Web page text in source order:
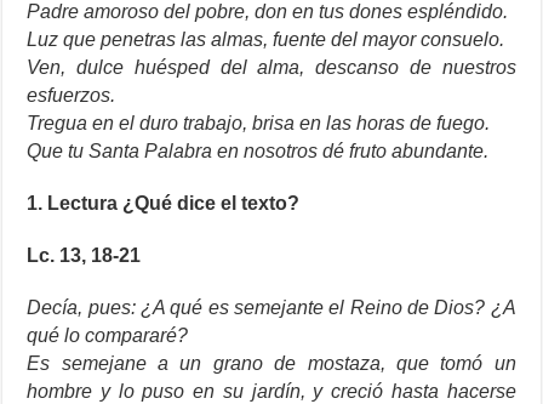
Padre amoroso del pobre, don en tus dones espléndido.
Luz que penetras las almas, fuente del mayor consuelo.
Ven, dulce huésped del alma, descanso de nuestros
esfuerzos.
Tregua en el duro trabajo, brisa en las horas de fuego.
Que tu Santa Palabra en nosotros dé fruto abundante.
1. Lectura ¿Qué dice el texto?
Lc. 13, 18-21
Decía, pues: ¿A qué es semejante el Reino de Dios? ¿A
qué lo compararé?
Es semejane a un grano de mostaza, que tomó un
hombre y lo puso en su jardín, y creció hasta hacerse